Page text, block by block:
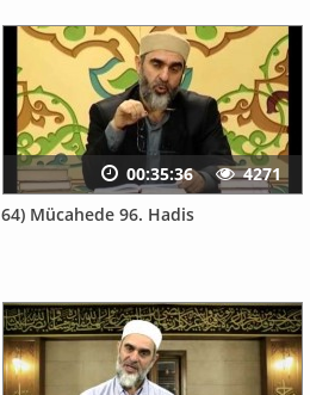
64) Mücahede 96. Hadis
00:35:36
4271